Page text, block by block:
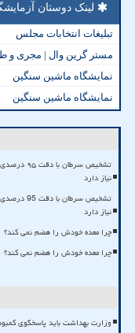
لینک دوستان
تبلیغات انتخابات مجلس
مستر گرین وال | مجری و
نمایشگاه ماشین سنگین
نمایشگاه ماشین سنگین
تشخیص
نیاز دارد
تشخیص
نیاز دارد
چرا معده خودش را هضم نمی کند؟
چرا معده خودش را هضم نمی کند؟
وزارت بهداشت باید پاسخگوی